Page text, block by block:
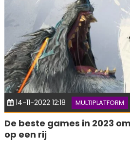
14-11-2022 12:18 MULTIPLATFORM
De beste games in 2023
op een rij